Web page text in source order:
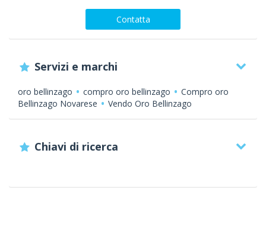
Contatta
Servizi e marchi
oro bellinzago compro oro bellinzago
Compro oro
Bellinzago Novarese
Vendo Oro Bellinzago
Chiavi di ricerca